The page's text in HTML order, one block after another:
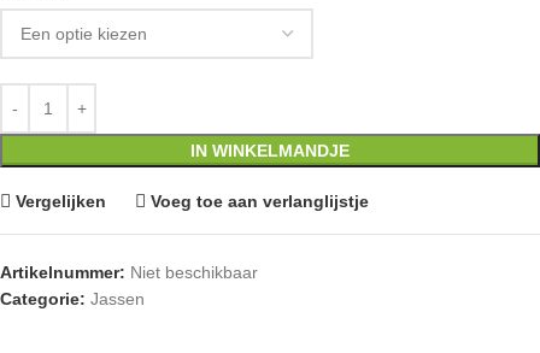
IN WINKELMANDJE
Vergelijken Voeg toe aan verlanglijstje
Artikelnummer: Niet beschikbaar
Categorie: Jassen